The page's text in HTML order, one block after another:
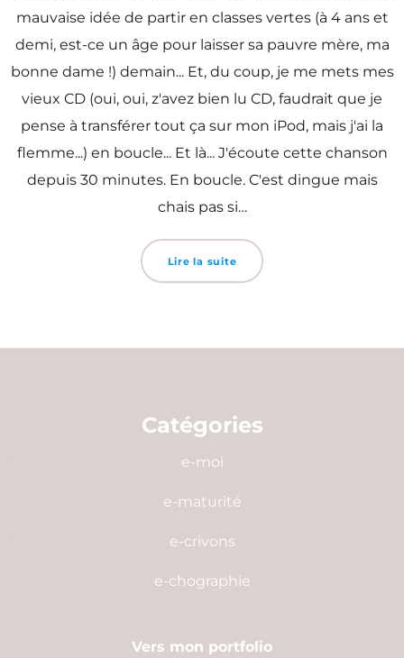
mauvaise idée de partir en classes vertes (à 4 ans et
demi, est-ce un âge pour laisser sa pauvre mère, ma
bonne dame !) demain... Et, du coup, je me mets mes
vieux CD (oui, oui, z'avez bien lu CD, faudrait que je
pense à transférer tout ça sur mon iPod, mais j'ai la
flemme...) en boucle... Et là... J'écoute cette chanson
depuis 30 minutes. En boucle. C'est dingue mais
chais pas si…
Lire la suite
Catégories
e-moi
e-maturité
e-crivons
e-chographie
Vers mon portfolio